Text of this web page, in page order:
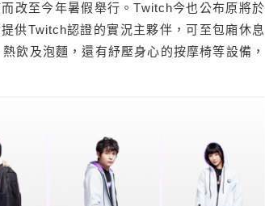
改至今年暑假舉行。Twitch今也公布原將於
供Twitch認證的實況主夥伴，可至包廂休息
飲及泡麵，還有紓壓身心的按摩椅等設備，